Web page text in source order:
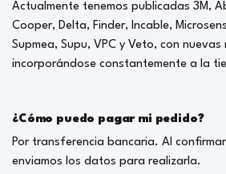
Actualmente tenemos publicadas 3M,
Cooper, Delta, Finder, Incable,
Supmea, Supu, VPC y Veto, con nuevas
incorporándose constantemente a la
¿Cómo puedo pagar mi pedido?
Por transferencia bancaria. Al
enviamos los datos para realizarla.